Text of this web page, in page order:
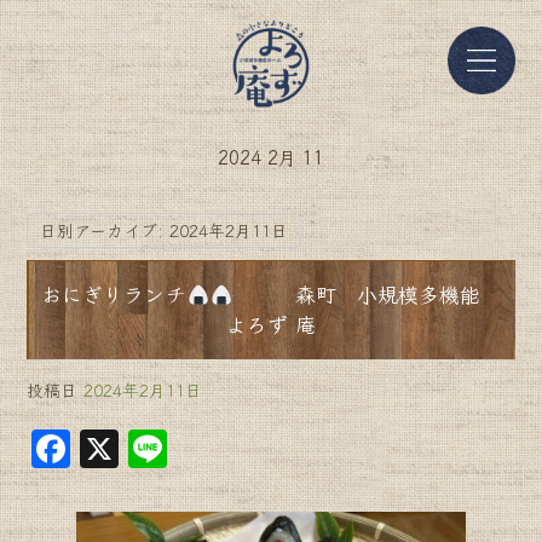
2024 2月 11
日別アーカイブ:2024年2月11日
おにぎりランチ
森町 小規模多機能
よろず 庵
投稿日 2024年2月11日
F
a
c
X Li
n
e